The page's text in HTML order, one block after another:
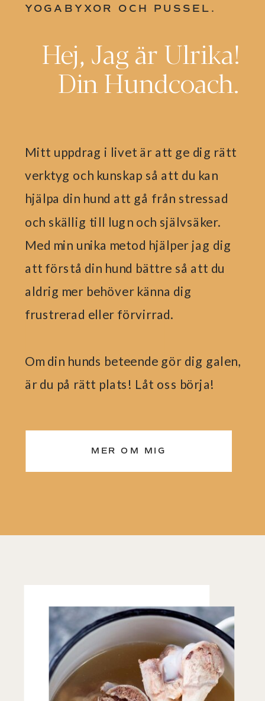
MER OM MIG
YOGABYXOR OCH PUSSEL.
Hej, Jag är Ulrika!
Din Hundcoach.
Mitt uppdrag i livet är att ge dig rätt
verktyg och kunskap så att du kan
hjälpa din hund att gå från stressad
och skällig till lugn och självsäker.
Med min unika metod hjälper jag dig
att förstå din hund bättre så att du
aldrig mer behöver känna dig
frustrerad eller förvirrad.
Om din hunds beteende gör dig galen,
är du på rätt plats! Låt oss börja!